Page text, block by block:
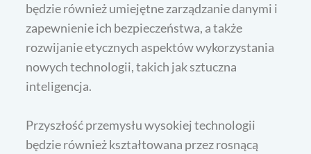
będzie również umiejętne zarządzanie danymi i
zapewnienie ich bezpieczeństwa, a także
rozwijanie etycznych aspektów wykorzystania
nowych technologii, takich jak sztuczna
inteligencja.
Przyszłość przemysłu wysokiej technologii
będzie również kształtowana przez rosnącą